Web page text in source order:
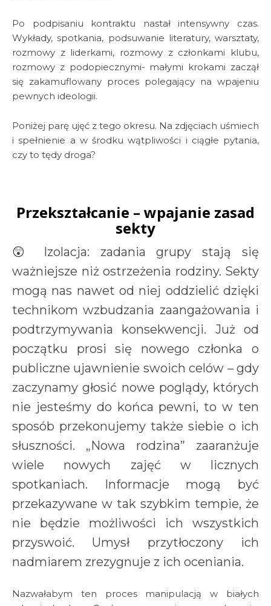
Po podpisaniu kontraktu nastał intensywny czas.
Wykłady, spotkania, podsuwanie literatury, warsztaty,
rozmowy z liderkami, rozmowy z członkami klubu,
rozmowy z podopiecznymi- małymi krokami zaczął
się zakamuflowany proces polegający na wpajeniu
pewnych ideologii.
Poniżej parę ujęć z tego okresu. Na zdjęciach uśmiech
i spełnienie a w środku wątpliwości i ciągłe pytania,
czy to tędy droga?
Przekształcanie – wpajanie zasad
sekty
😲 Izolacja: zadania grupy stają się
ważniejsze niż ostrzeżenia rodziny. Sekty
mogą nas nawet od niej oddzielić dzięki
technikom wzbudzania zaangażowania i
podtrzymywania konsekwencji. Już od
początku prosi się nowego członka o
publiczne ujawnienie swoich celów – gdy
zaczynamy głosić nowe poglądy, których
nie jesteśmy do końca pewni, to w ten
sposób przekonujemy także siebie o ich
słuszności. „Nowa rodzina” zaaranżuje
wiele nowych zajęć w licznych
spotkaniach. Informacje mogą być
przekazywane w tak szybkim tempie, że
nie będzie możliwości ich wszystkich
przyswoić. Umysł przytłoczony ich
nadmiarem zrezygnuje z ich oceniania.
Nazwałabym ten proces manipulacją w białych